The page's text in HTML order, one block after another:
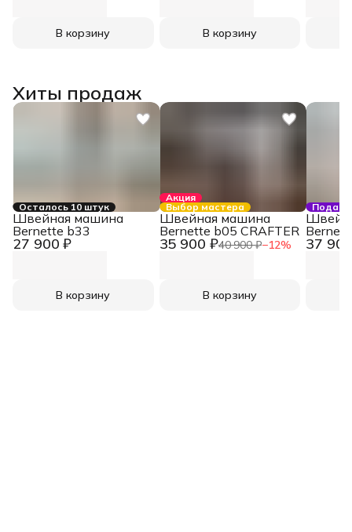
В корзину В корзину
Хиты продаж
Осталось 10 штук
27 900 ₽
Швейная машина
Bernette b33
В корзину
Акция
Выбор мастера
35 900 ₽40 900 ₽−12%
Швейная машина
Bernette b05 CRAFTER
В корзину
37